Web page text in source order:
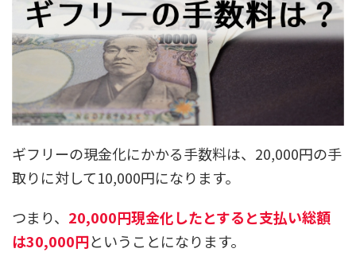
ギフリーの現金化にかかる手数料は、20,000円の手
取りに対して10,000円になります。
つまり、 20,000円現金化したとすると支払い総額
は30,000円ということになります。